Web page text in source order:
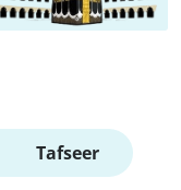
Tafseer